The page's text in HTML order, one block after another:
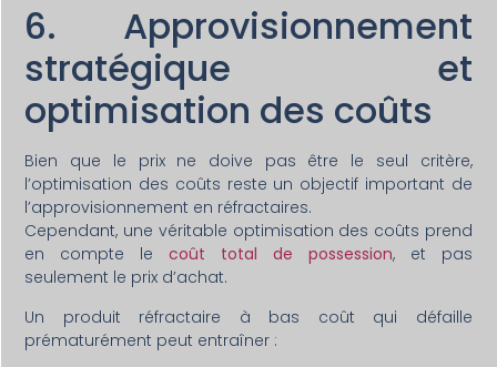
6. Approvisionnement
stratégique et
optimisation des coûts
Bien que le prix ne doive pas être le seul critère,
l’optimisation des coûts reste un objectif important de
l’approvisionnement en réfractaires.
Cependant, une véritable optimisation des coûts prend
en compte lecoût total de possession, et pas
seulement le prix d’achat.
Un produit réfractaire à bas coût qui défaille
prématurément peut entraîner :